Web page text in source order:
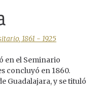
1861 - 1925
en el Seminario
concluyó en 1860.
Guadalajara, y se tituló